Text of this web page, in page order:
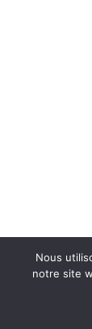
Nous
notre site